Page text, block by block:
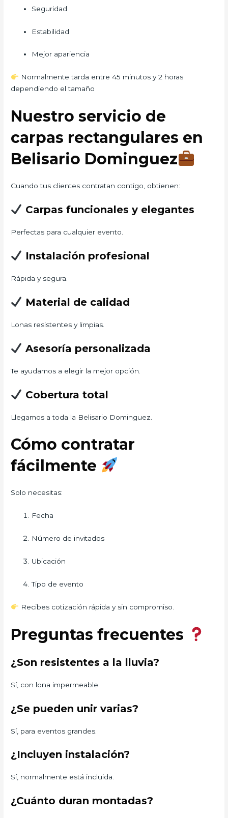
Seguridad
Estabilidad
Mejor apariencia
Normalmente tarda entre 45 minutos y 2 horas
dependiendo el tamaño
Nuestro servicio de
carpas rectangulares en
Belisario Dominguez
Cuando tus clientes contratan contigo, obtienen:
Carpas funcionales y elegantes
Perfectas para cualquier evento.
Instalación profesional
Rápida y segura.
Material de calidad
Lonas resistentes y limpias.
Asesoría personalizada
Te ayudamos a elegir la mejor opción.
Cobertura total
Llegamos a toda la Belisario Dominguez.
Cómo contratar
fácilmente
Solo necesitas:
Fecha
Número de invitados
Ubicación
Tipo de evento
Recibes cotización rápida y sin compromiso.
Preguntas frecuentes
¿Son resistentes a la lluvia?
Sí, con lona impermeable.
¿Se pueden unir varias?
Sí, para eventos grandes.
¿Incluyen instalación?
Sí, normalmente está incluida.
¿Cuánto duran montadas?